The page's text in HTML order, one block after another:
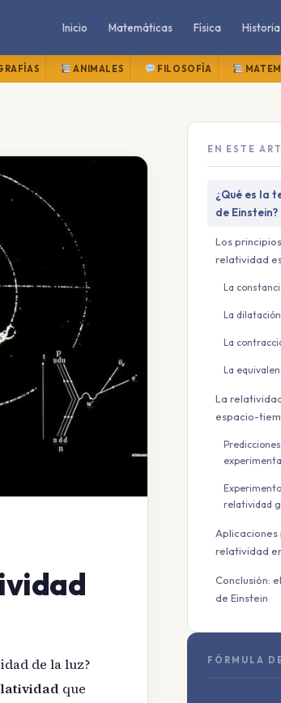
Inicio Matemáticas Física Historia
ANIMALES FILOSOFÍA
de la luz?
que
EN ESTE
¿Qué es la
de Einstein?
Los
relatividad
La
La
La
La
La
espacio-
relatividad
relatividad
Conclusión:
de Einstein
FÓRMULA